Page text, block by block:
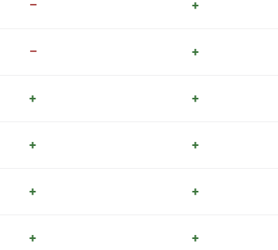
– +
– +
+ +
+ +
+ +
+ +